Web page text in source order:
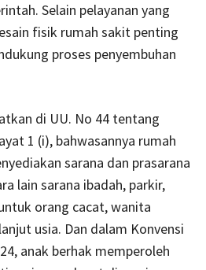
Selain pelayanan yang
fisik rumah sakit penting
proses penyembuhan
di UU. No 44 tentang
1 (i), bahwasannya rumah
sarana dan prasarana
lain sarana ibadah, parkir,
orang cacat, wanita
usia. Dan dalam Konvensi
anak berhak memperoleh